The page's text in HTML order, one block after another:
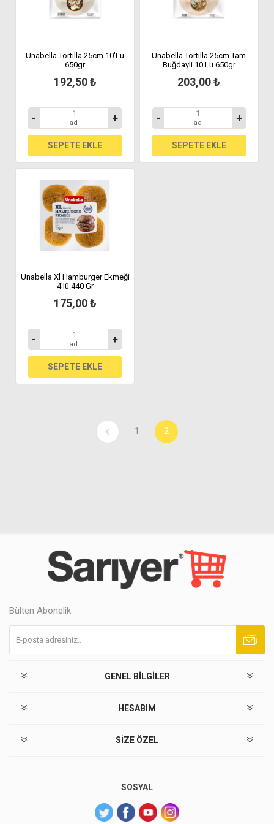
Unabella Tortilla 25cm 10'Lu
650gr
192,50 ₺
- ad +
Unabella Tortilla 25cm Tam
Buğdayli 10 Lu 650gr
203,00 ₺
- ad +
Unabella Xl Hamburger Ekmeği
4'lü 440 Gr
175,00 ₺
- ad +
1 2
Bülten Abonelik
GENEL BILGILER
HESABIM
SIZE ÖZEL
SOSYAL